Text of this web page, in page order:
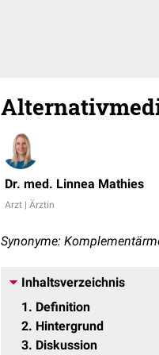
Dr. med. Linnea Mathies
Arzt | Ärztin
Synonyme:
Inhaltsverzeichnis
1
Definition
2 Hintergrund
3 Diskussion